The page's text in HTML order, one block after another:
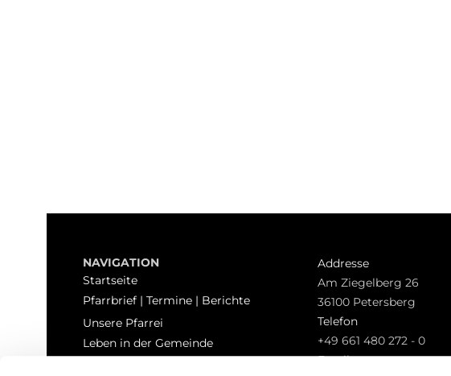
NAVIGATION
Startseite
Pfarrbrief | Termine | Berichte
Unsere Pfarrei
Leben in der Gemeinde
Addresse
Am Ziegelberg 26
36100 Petersberg
Telefon
+49 661 480 272 - 0
Email